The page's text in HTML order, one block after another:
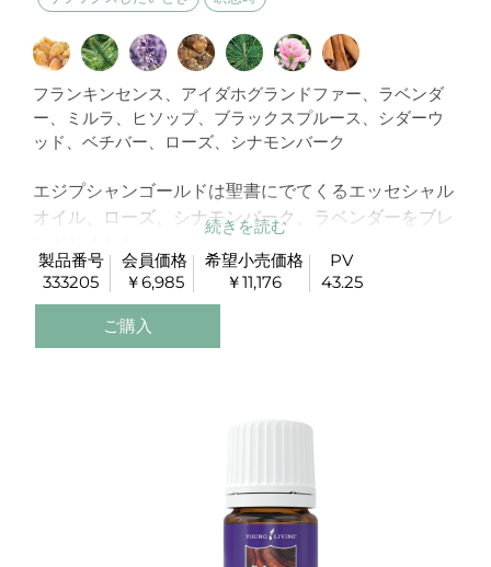
フランキンセンス、アイダホグランドファー、ラベンダ
ー、ミルラ、ヒソップ、ブラックスプルース、シダーウ
ッド、ベチバー、ローズ、シナモンバーク
エジプシャンゴールドは聖書にでてくるエッセシャル
オイル、ローズ、シナモンバーク、ラベンダーをブレ
この尊いブレンドオイルは献身的な心をイメージして
製品番号
333205
会員価格
￥6,985
希望小売価格
￥11,176
PV
43.25
ご購入